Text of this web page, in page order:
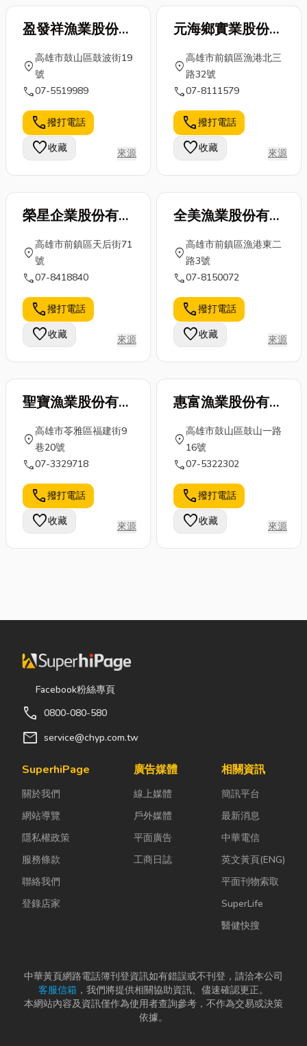
雨造成造成大
規模坍方，如
迴又會太遠，
造成疲勞駕
駛。那麼不如
就交給花蓮包
車吧！專業司
機、舒適座
車，讓你輕鬆
暢遊花蓮，不
必擔心塞...
常被高溫、空
氣不流動、粉
堆積等問題困
擾。這些不只
影響員工的身
心，更直接衝
設備壽命，甚
至埋下工安隱
憂。別讓糟
糕...
破碎機 等重型
機械，可以有
率，並降低施
操作團隊會先
進行現場勘
查，依據建築
結構選擇最合
適的機械設備
與拆除策略...
盈發祥漁業股份有
限公司
location_on
高雄市鼓山區鼓波街19
號
call07-5519989
call撥打電話
favorite收藏 來源
元海鄉實業股份有
限公司
location_on
高雄市前鎮區漁港北三
路32號
call07-8111579
call撥打電話
favorite收藏 來源
榮星企業股份有限
公司
location_on
高雄市前鎮區天后街71
號
call07-8418840
call撥打電話
favorite收藏 來源
全美漁業股份有限
公司
location_on
高雄市前鎮區漁港東二
路3號
call07-8150072
call撥打電話
favorite收藏 來源
聖寶漁業股份有限
公司
location_on
高雄市苓雅區福建街9
巷20號
call07-3329718
call撥打電話
favorite收藏 來源
惠富漁業股份有限
公司
location_on
高雄市鼓山區鼓山一路
16號
call07-5322302
call撥打電話
favorite收藏 來源
Facebook粉絲專頁
call 0800-080-580
mail service@chyp.com.tw
SuperhiPage
關於我們
網站導覽
隱私權政策
服務條款
聯絡我們
登錄店家
廣告媒體
線上媒體
戶外媒體
平面廣告
工商日誌
相關資訊
簡訊平台
最新消息
中華電信
英文黃頁(ENG)
平面刊物索取
SuperLife
醫健快搜
中華黃頁網路電話簿刊登資訊如有錯誤或不刊登，請洽本公司
客服信箱 ，我們將提供相關協助資訊、儘速確認更正。
本網站內容及資訊僅作為使用者查詢參考，不作為交易或決策
依據。